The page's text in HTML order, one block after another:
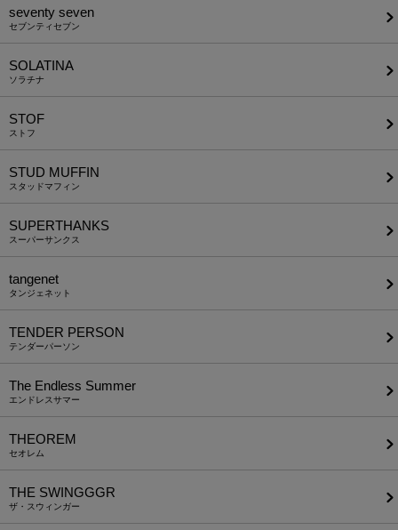
seventy seven
セブンティセブン
SOLATINA
ソラチナ
STOF
ストフ
STUD MUFFIN
スタッドマフィン
SUPERTHANKS
スーパーサンクス
tangenet
タンジェネット
TENDER PERSON
テンダーパーソン
The Endless Summer
エンドレスサマー
THEOREM
セオレム
THE SWINGGGR
ザ・スウィンガー